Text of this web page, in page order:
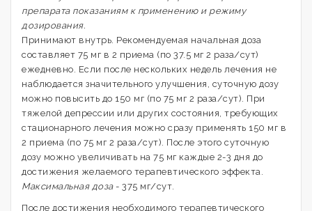
препарата показаниям к применению и режиму
дозирования.
Принимают внутрь. Рекомендуемая начальная доза
составляет 75 мг в 2 приема (по 37.5 мг 2 раза/сут)
ежедневно. Если после нескольких недель лечения не
наблюдается значительного улучшения, суточную дозу
можно повысить до 150 мг (по 75 мг 2 раза/сут). При
тяжелой депрессии или других состояния, требующих
стационарного лечения можно сразу применять 150 мг в
2 приема (по 75 мг 2 раза/сут). После этого суточную
дозу можно увеличивать на 75 мг каждые 2-3 дня до
достижения желаемого терапевтического эффекта.
Максимальная доза- 375 мг/сут.
После достижения необходимого терапевтического